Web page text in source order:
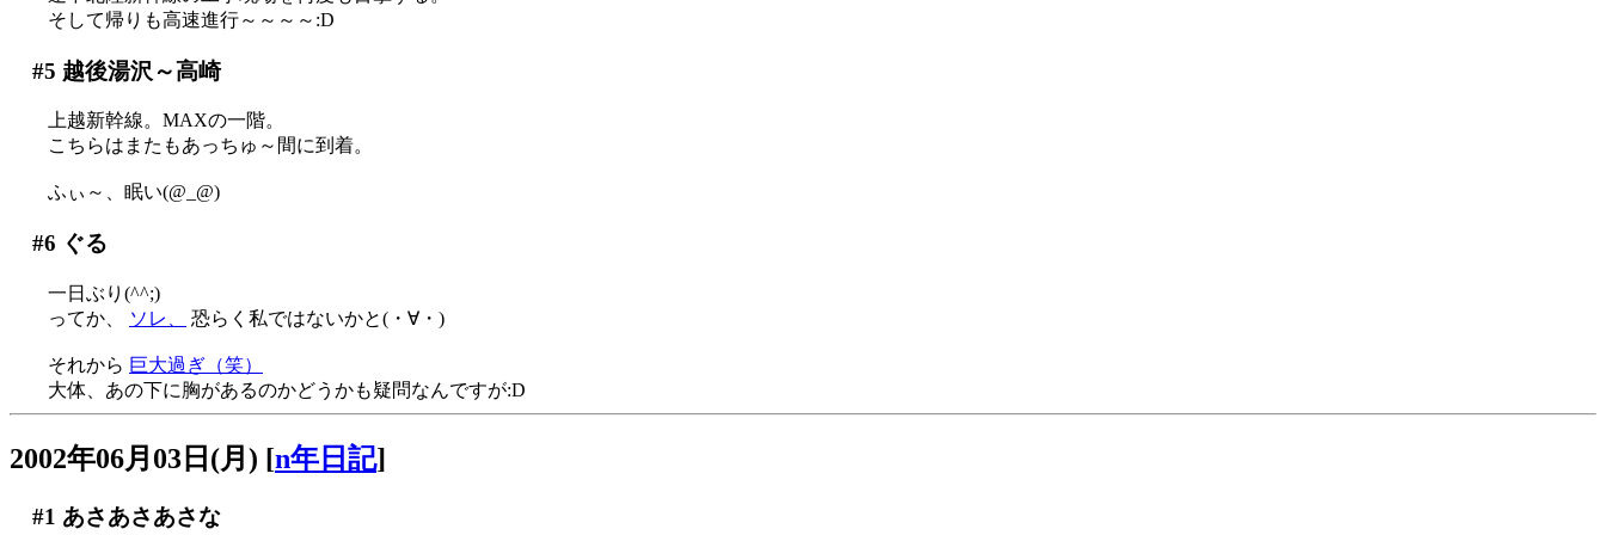
そして帰りも高速進行～～～～:D
#5 越後湯沢～高崎
上越新幹線。MAXの一階。
こちらはまたもあっちゅ～間に到着。
ふぃ～、眠い(@_@)
#6 ぐる
一日ぶり(^^;)
ってか、
ソレ、 恐らく私ではないかと(・∀・)
それから 巨大過ぎ（笑）
大体、あの下に胸があるのかどうかも疑問なんですが:D
2002年06月03日(月) [n年日記]
#1 あさあさあさな